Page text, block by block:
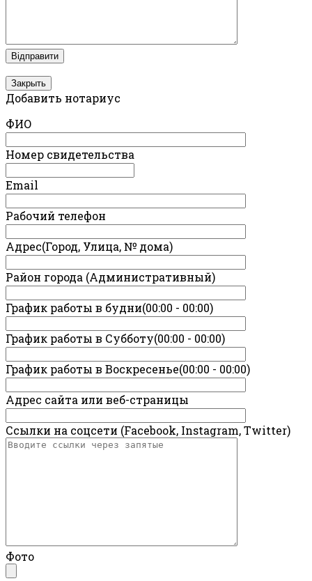
Закрыть
Добавить нотариус
ФИО
Номер свидетельства
Email
Рабочий телефон
Адрес(Город, Улица, № дома)
Район города (Административный)
График работы в будни(00:00 - 00:00)
График работы в Субботу(00:00 - 00:00)
График работы в Воскресенье(00:00 - 00:00)
Адрес сайта или веб-страницы
Ссылки на соцсети (Facebook, Instagram, Twitter)
Фото